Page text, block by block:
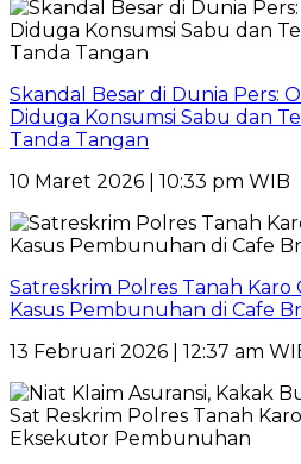
Skandal Besar di Dunia Pers:
Diduga Konsumsi Sabu dan
Tanda Tangan
10 Maret 2026 | 10:33 pm WIB
Satreskrim Polres Tanah Karo
Kasus Pembunuhan di Cafe
13 Februari 2026 | 12:37 am